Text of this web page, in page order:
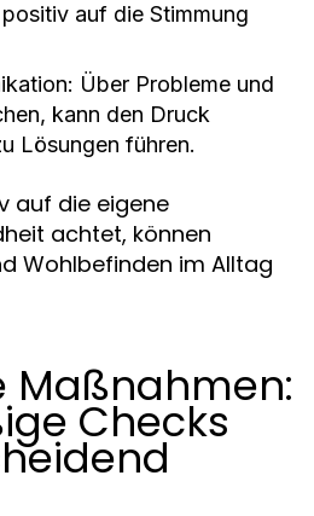
auf die Stimmung
Über Probleme und
kann den Druck
Lösungen führen.
auf die eigene
achtet, können
Wohlbefinden im Alltag
Maßnahmen:
Checks